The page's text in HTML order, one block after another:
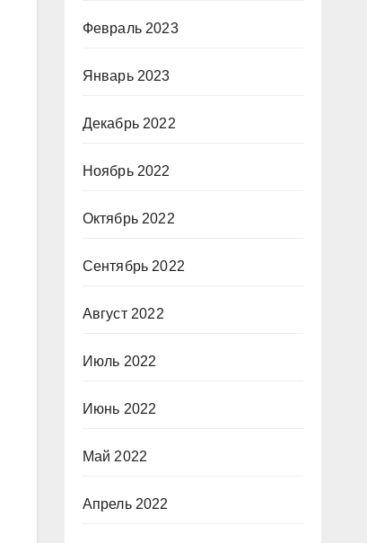
Февраль 2023
Январь 2023
Декабрь 2022
Ноябрь 2022
Октябрь 2022
Сентябрь 2022
Август 2022
Июль 2022
Июнь 2022
Май 2022
Апрель 2022